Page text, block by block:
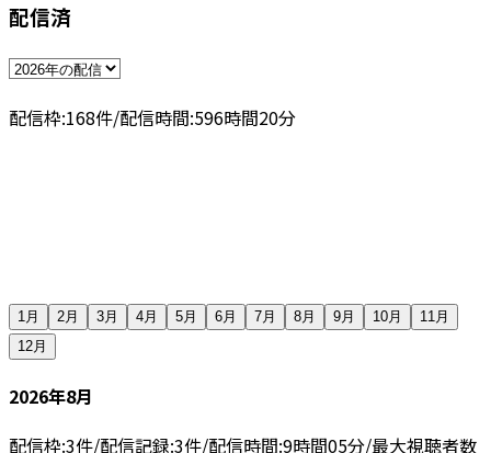
配信済
配信枠:168件/配信時間:596時間20分
1月 2月 3月 4月 5月 6月 7月 8月 9月 10月
11月
12月
2026年8月
配信枠:3件/配信記録:3件/配信時間:9時間05分/最大視聴者数